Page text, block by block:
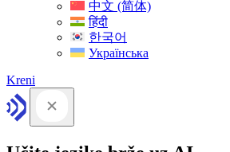
中文 (简体)
हिंदी
한국어
Українська
Kreni